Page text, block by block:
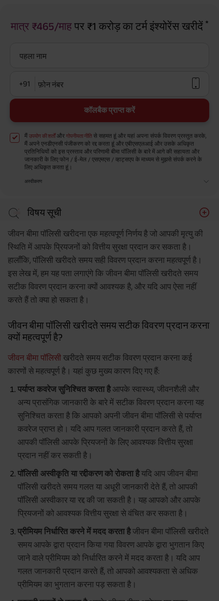
मात्र ₹465/माहपर ₹1 करोड़ का टर्म इंश्योरेंस खरीदें *
पहला नाम
+91 फ़ोन नंबर
कॉलबैक प्राप्त करें
मैं उपयोग की शर्तोंऔर गोपनीयता नीति से सहमत हूं और यहां अपना संपर्क विवरण प्रस्तुत करके,
मैं अपने एनडीएनसी पंजीकरण को रद्द करता हूं और एबीएसएलआई और उसके अधिकृत
प्रतिनिधियों को इस प्रस्ताव और परिणामी बीमा पॉलिसी के बारे में आगे की सहायता और
जानकारी के लिए फोन / ई-मेल / एसएमएस / व्हाट्सएप के माध्यम से मुझसे संपर्क करने के
लिए अधिकृत करता हूं।
अस्वीकरण
विषय सूची
क्यों महत्वपूर्ण है?
जीवन बीमा पॉलिसी खरीदते समय किन विवरणों की आवश्यकता
होती है?
जीवन बीमा विवरण ऑनलाइन कैसे प्रदान करें?
यदि आप जीवन बीमा पॉलिसी खरीदते समय गलत विवरण प्रदान
निष्कर्ष
जीवन बीमा खरीदने पर अक्सर पूछे जाने वाले प्रश्न
जीवन बीमा पॉलिसी खरीदना एक महत्वपूर्ण निर्णय है जो आपकी मृत्यु की
स्थिति में आपके प्रियजनों को वित्तीय सुरक्षा प्रदान कर सकता है।
हालाँकि, पॉलिसी खरीदते समय सही विवरण प्रदान करना महत्वपूर्ण है।
इस लेख में, हम यह पता लगाएंगे कि जीवन बीमा पॉलिसी खरीदते समय
सटीक विवरण प्रदान करना क्यों आवश्यक है, और यदि आप ऐसा नहीं
करते हैं तो क्या हो सकता है।
जीवन बीमा पॉलिसी खरीदते समय सटीक विवरण प्रदान करना
क्यों महत्वपूर्ण है?
जीवन बीमा पॉलिसी खरीदते समय सटीक विवरण प्रदान करना कई
कारणों से महत्वपूर्ण है। यहां कुछ मुख्य कारण दिए गए हैं:
पर्याप्त कवरेज सुनिश्चित करता हैआपके स्वास्थ्य, जीवनशैली और
अन्य प्रासंगिक जानकारी के बारे में सटीक विवरण प्रदान करना यह
सुनिश्चित करता है कि आपको अपनी जीवन बीमा पॉलिसी से पर्याप्त
कवरेज प्राप्त हो। यदि आप गलत जानकारी प्रदान करते हैं, तो
आपकी पॉलिसी आपके प्रियजनों के लिए आवश्यक वित्तीय सुरक्षा
प्रदान नहीं कर सकती है।
पॉलिसी अस्वीकृति या रद्दीकरण को रोकता हैयदि आप जीवन बीमा
पॉलिसी खरीदते समय गलत या अधूरी जानकारी देते हैं, तो आपकी
पॉलिसी अस्वीकार या रद्द की जा सकती है। यह आपको और आपके
प्रियजनों को आवश्यक वित्तीय सुरक्षा से वंचित कर सकता है।
प्रीमियम निर्धारित करने में मदद करता हैजीवन बीमा पॉलिसी खरीदते
समय आपके द्वारा प्रदान किया गया विवरण आपके द्वारा भुगतान किए
जाने वाले प्रीमियम को निर्धारित करने में मदद करता है। यदि आप
गलत जानकारी प्रदान करते हैं, तो आपको आवश्यकता से अधिक
प्रीमियम का भुगतान करना पड़ सकता है।